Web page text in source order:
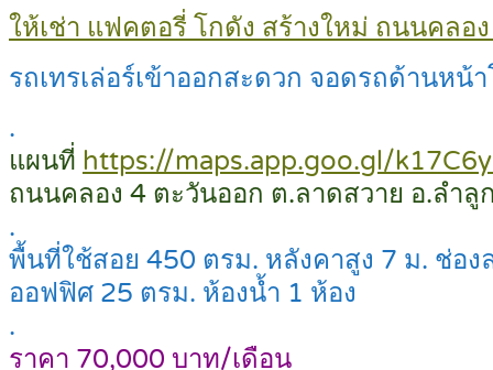
ให้เช่า แฟคตอรี่ โกดัง สร้างใหม่ ถนนคลอ
รถเทรเล่อร์เข้าออกสะดวก จอดรถด้านห
.
แผนที่ https://maps.app.goo.gl/
ถนนคลอง 4 ตะวันออก ต.ลาดสวาย อ.ลำลู
.
พื้นที่ใช้สอย 450 ตรม. หลังคาสูง 7 ม. ช่อง
ออฟฟิศ 25 ตรม. ห้องน้ำ 1 ห้อง
.
ราคา 70,000 บาท/เดือน